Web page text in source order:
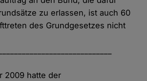
zu erlassen, ist auch 60
des Grundgesetzes nicht
2009 hatte der